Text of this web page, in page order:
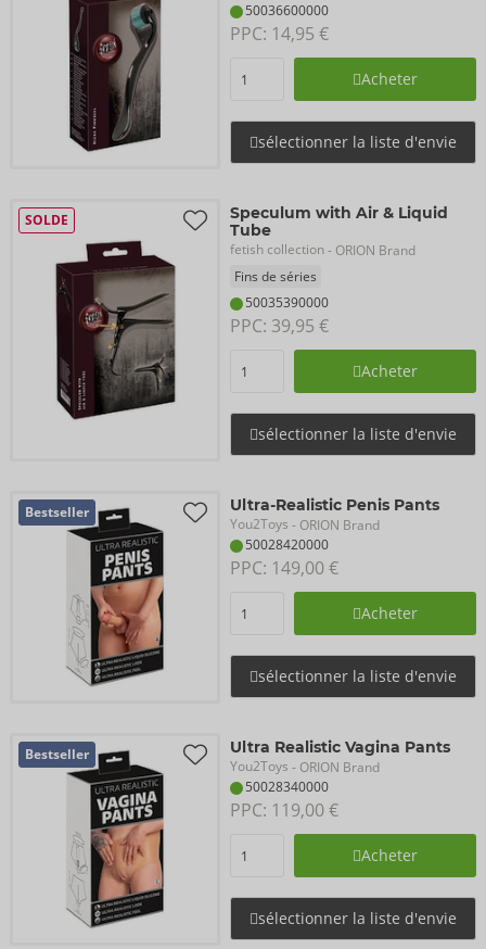
50036600000
PPC: 14,95 €
Acheter
sélectionner la liste d'envie
SOLDE
Speculum with Air & Liquid
Tube
fetish collection- ORION Brand
Fins de séries
50035390000
PPC: 39,95 €
Acheter
sélectionner la liste d'envie
Bestseller Ultra-Realistic Penis Pants
You2Toys - ORION Brand
50028420000
PPC: 149,00 €
Acheter
sélectionner la liste d'envie
Bestseller Ultra Realistic Vagina Pants
You2Toys - ORION Brand
50028340000
PPC: 119,00 €
Acheter
sélectionner la liste d'envie